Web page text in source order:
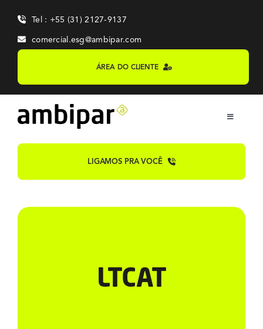
content
Tel : +55 (31) 2127-9137
comercial.esg@ambipar.com
ÁREA DO CLIENTE
Toggle
Home
LIGAMOS PRA VOCÊ
LTCAT